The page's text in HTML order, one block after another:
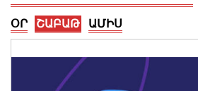
ՕՐ ՇԱԲԱԹ ԱՄԻՍ